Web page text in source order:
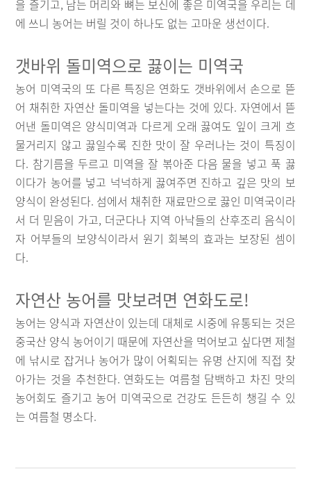
을 즐기고, 남는 머리와 뼈는 보신에 좋은 미역국을 우리는 데
에 쓰니 농어는 버릴 것이 하나도 없는 고마운 생선이다.
갯바위 돌미역으로 끓이는 미역국
농어 미역국의 또 다른 특징은 연화도 갯바위에서 손으로 뜯
어 채취한 자연산 돌미역을 넣는다는 것에 있다. 자연에서 뜯
어낸 돌미역은 양식미역과 다르게 오래 끓여도 잎이 크게 흐
물거리지 않고 끓일수록 진한 맛이 잘 우러나는 것이 특징이
다. 참기름을 두르고 미역을 잘 볶아준 다음 물을 넣고 푹 끓
이다가 농어를 넣고 넉넉하게 끓여주면 진하고 깊은 맛의 보
양식이 완성된다. 섬에서 채취한 재료만으로 끓인 미역국이라
서 더 믿음이 가고, 더군다나 지역 아낙들의 산후조리 음식이
자 어부들의 보양식이라서 원기 회복의 효과는 보장된 셈이
다.
자연산 농어를 맛보려면 연화도로!
농어는 양식과 자연산이 있는데 대체로 시중에 유통되는 것은
중국산 양식 농어이기 때문에 자연산을 먹어보고 싶다면 제철
에 낚시로 잡거나 농어가 많이 어획되는 유명 산지에 직접 찾
아가는 것을 추천한다. 연화도는 여름철 담백하고 차진 맛의
농어회도 즐기고 농어 미역국으로 건강도 든든히 챙길 수 있
는 여름철 명소다.